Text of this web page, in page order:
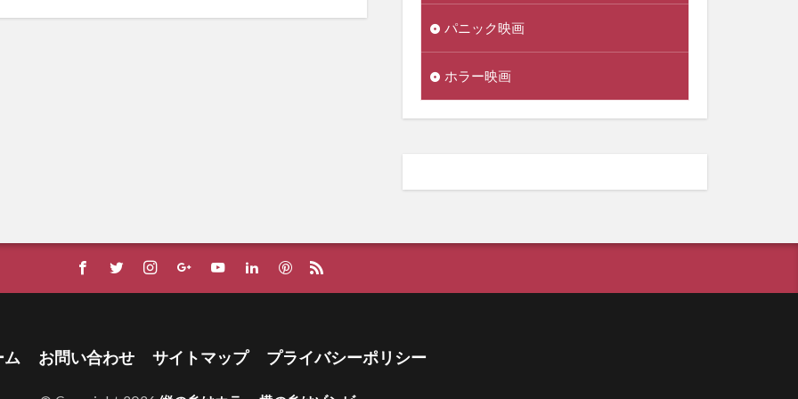
パニック映画
ホラー映画
ム お問い合わせ サイトマップ プライバシーポリシー